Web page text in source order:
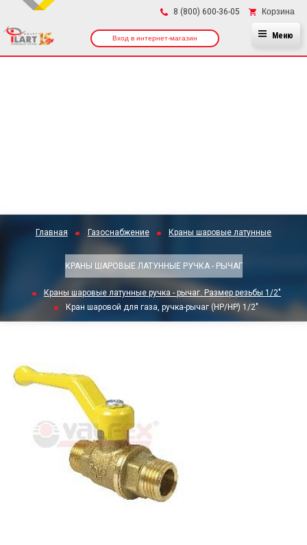
8 (800) 600-36-05 Корзина
Вход в интернет-магазин Меню
Главная Газоснабжение Краны шаровые латунные
КРАНЫ ШАРОВЫЕ ЛАТУННЫЕ РУЧКА - РЫЧАГ
Краны шаровые латунные ручка - рычаг. Размер резьбы 1/2"
Кран шаровой для газа, ручка-рычаг (НР/НР) 1/2"
×